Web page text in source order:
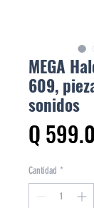
MEGA
609,
sonidos
Q
Cantidad *